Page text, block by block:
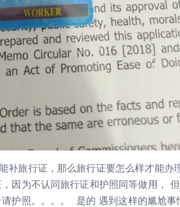
补旅行证，那么旅行证要怎么样才能办
因为不认同旅行证和护照同等做用，
护照。。。。 是的 遇到这样的尴尬事